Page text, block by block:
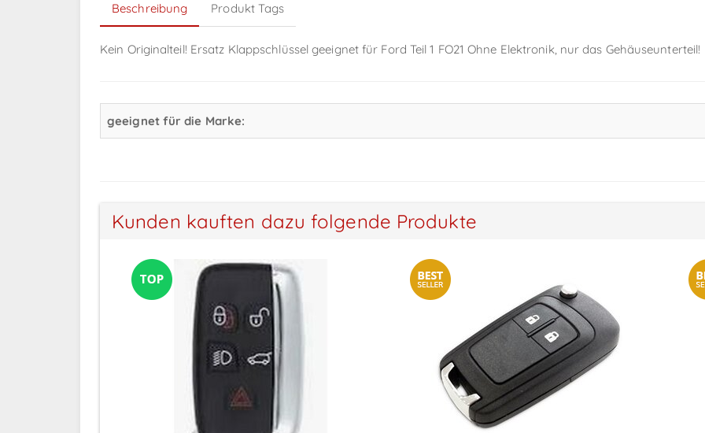
Beschreibung Produkt Tags
Kein Originalteil! Ersatz Klappschlüssel geeignet für Ford Teil 1 FO21 Ohne Elektronik, nur das Gehäuseunterteil!
geeignet für die Marke:
Kunden kauften dazu folgende Produkte